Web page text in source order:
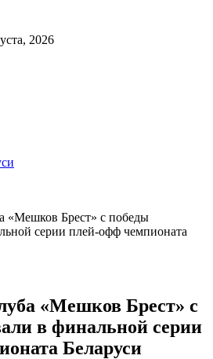
2026
«Мешков Брест» с победы
серии плей-офф чемпионата
«Мешков Брест» с
в финальной серии
Беларуси